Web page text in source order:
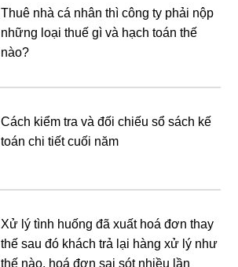
Thuê nhà cá nhân thì công ty phải nộp
những loại thuế gì và hạch toán thế
nào?
Cách kiểm tra và đối chiếu sổ sách kế
toán chi tiết cuối năm
Xử lý tình huống đã xuất hoá đơn thay
thế sau đó khách trả lại hàng xử lý như
thế nào, hoá đơn sai sót nhiều lần